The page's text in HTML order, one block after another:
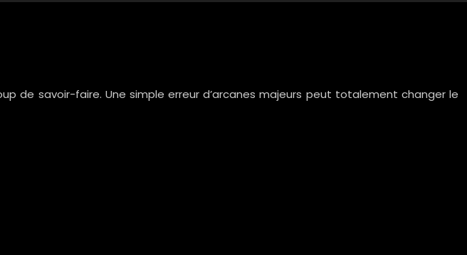
de savoir-faire. Une simple erreur d’arcanes majeurs peut totalement changer le